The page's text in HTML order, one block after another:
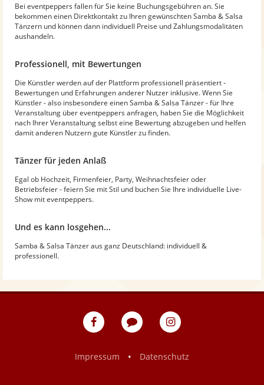
Bei eventpeppers fallen für Sie keine Buchungsgebühren an. Sie
bekommen einen Direktkontakt zu Ihren gewünschten Samba & Salsa
Tänzern und können dann individuell Preise und Zahlungsmodalitäten
aushandeln.
Professionell, mit Bewertungen
Die Künstler werden auf der Plattform professionell präsentiert -
Bewertungen und Erfahrungen anderer Nutzer inklusive. Wenn Sie
Künstler - also insbesondere einen Samba & Salsa Tänzer - für Ihre
Veranstaltung über eventpeppers anfragen, haben Sie die Möglichkeit
nach Ihrer Veranstaltung selbst eine Bewertung abzugeben und helfen
damit anderen Nutzern gute Künstler zu finden.
Tänzer für jeden Anlaß
Egal ob Hochzeit, Firmenfeier, Party, Weihnachtsfeier oder
Betriebsfeier - feiern Sie mit Stil und buchen Sie Ihre individuelle Live-
Show mit eventpeppers.
Und es kann losgehen...
Samba & Salsa Tänzer aus ganz Deutschland: individuell &
professionell.
eventpeppers
Blog
eventpeppers
Impressum
• Datenschutz